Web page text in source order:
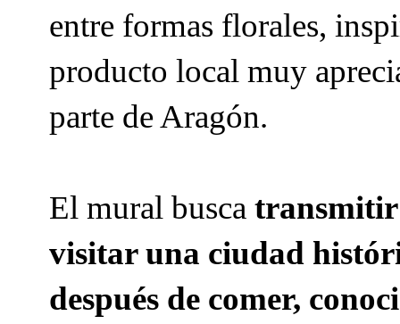
entre formas florales,
producto local muy
parte de Aragón.
El mural busca transmitir
visitar una ciudad
después de comer,